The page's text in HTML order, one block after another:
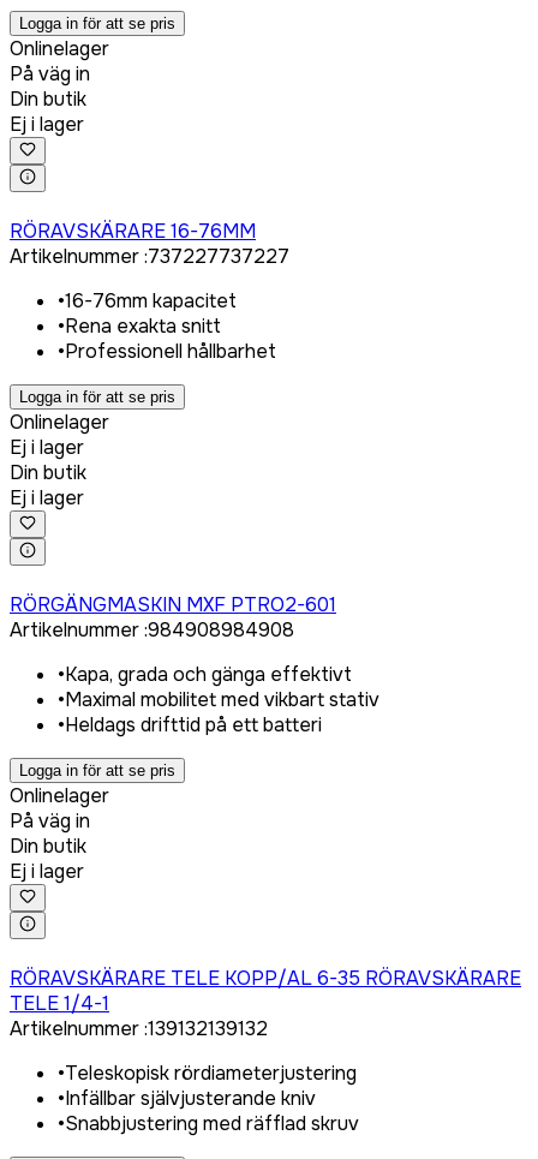
Logga in för att se pris
Onlinelager
På väg in
Din butik
Ej i lager
RÖRAVSKÄRARE 16-76MM
Artikelnummer:737227737227
•16-76mm kapacitet
•Rena exakta snitt
•Professionell hållbarhet
Logga in för att se pris
Onlinelager
Ej i lager
Din butik
Ej i lager
RÖRGÄNGMASKIN MXF PTRO2-601
Artikelnummer:984908984908
•Kapa, grada och gänga effektivt
•Maximal mobilitet med vikbart stativ
•Heldags drifttid på ett batteri
Logga in för att se pris
Onlinelager
På väg in
Din butik
Ej i lager
RÖRAVSKÄRARE TELE KOPP/AL 6-35 RÖRAVSKÄRARE
TELE 1/4-1
Artikelnummer:139132139132
•Teleskopisk rördiameterjustering
•Infällbar självjusterande kniv
•Snabbjustering med räfflad skruv